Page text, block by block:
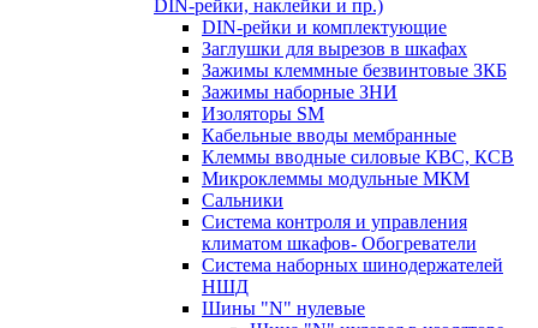
DIN-рейки, наклейки и пр.)
DIN-рейки и комплектующие
Заглушки для вырезов в шкафах
Зажимы клеммные безвинтовые ЗКБ
Зажимы наборные ЗНИ
Изоляторы SM
Кабельные вводы мембранные
Клеммы вводные силовые КВС, КСВ
Микроклеммы модульные МКМ
Сальники
Система контроля и управления
климатом шкафов- Обогреватели
Система наборных шинодержателей
НШД
Шины "N" нулевые